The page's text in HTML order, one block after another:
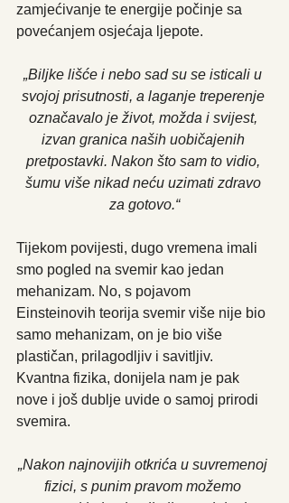
zamjećivanje te energije počinje sa
povećanjem osjećaja ljepote.
„Biljke lišće i nebo sad su se isticali u
svojoj prisutnosti, a laganje treperenje
označavalo je život, možda i svijest,
izvan granica naših uobičajenih
pretpostavki. Nakon što sam to vidio,
šumu više nikad neću uzimati zdravo
za gotovo.“
Tijekom povijesti, dugo vremena imali
smo pogled na svemir kao jedan
mehanizam. No, s pojavom
Einsteinovih teorija svemir više nije bio
samo mehanizam, on je bio više
plastičan, prilagodljiv i savitljiv.
Kvantna fizika, donijela nam je pak
nove i još dublje uvide o samoj prirodi
svemira.
„Nakon najnovijih otkrića u suvremenoj
fizici, s punim pravom možemo